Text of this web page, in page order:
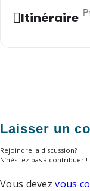
Itinéraire
Laisser un
Rejoindre la discussion?
N’hésitez pas à contribuer !
Vous devezvous